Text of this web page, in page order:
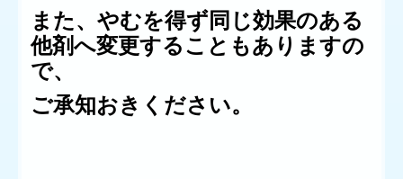
また、やむを得ず同じ効果のある
他剤へ変更することもありますの
で、
ご承知おきください。